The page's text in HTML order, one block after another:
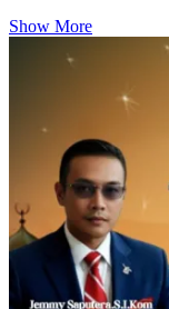
Show More